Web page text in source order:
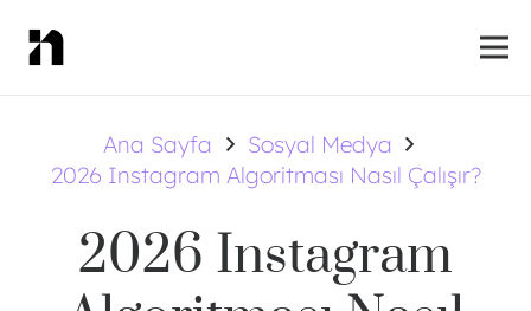
Ana Sayfa
Sosyal Medya
2026 Instagram Algoritması Nasıl Çalışır?
2026 Instagram